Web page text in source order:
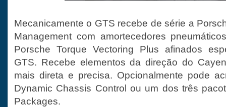
Mecanicamente o GTS recebe de série a
Management com amortecedores
Porsche Torque Vectoring Plus afinados
GTS. Recebe elementos da direção do
mais direta e precisa. Opcionalmente pode
Dynamic Chassis Control ou um dos três
Packages.